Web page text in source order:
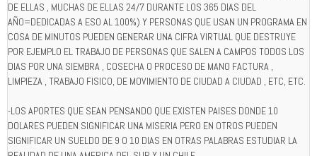
DE ELLAS , MUCHAS DE ELLAS 24/7 DURANTE LOS 365 DIAS DEL
AÑO=DEDICADAS A ESO AL 100%) Y PERSONAS QUE USAN UN PROGRAMA EN
COSA DE MINUTOS PUEDEN GENERAR UNA CIFRA VIRTUAL QUE DESTRUYE
POR EJEMPLO EL TRABAJO DE PERSONAS QUE SALEN A CAMPOS TODOS LOS
DIAS POR UNA SIEMBRA , COSECHA O PROCESO DE MANO FACTURA ,
LIMPIEZA , TRABAJO FISICO, DE MOVIMIENTO DE CIUDAD A CIUDAD , ETC, ETC.
-LOS APORTES QUE SEAN PENSANDO QUE EXISTEN PAISES DONDE 10
DOLARES PUEDEN SIGNIFICAR UNA MISERIA PERO EN OTROS PUEDEN
SIGNIFICAR UN SUELDO DE 9 O 10 DIAS EN OTRAS PALABRAS ESTUDIAR LA